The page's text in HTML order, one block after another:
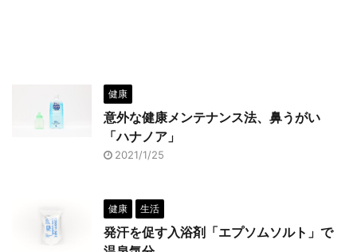
健康
意外な健康メンテナンス法、鼻うがい
「ハナノア」
2021/1/25
健康 生活
発汗を促す入浴剤「エプソムソルト」で